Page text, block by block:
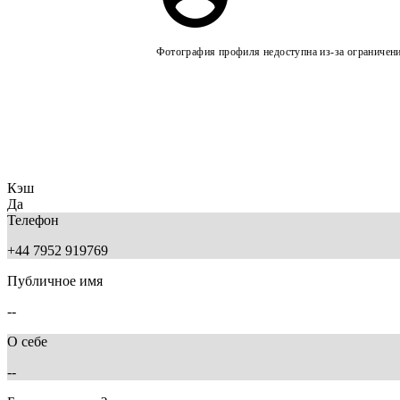
Фотография профиля недоступна из-за
Кэш
Да
Телефон
+44 7952 919769
Публичное имя
--
О себе
--